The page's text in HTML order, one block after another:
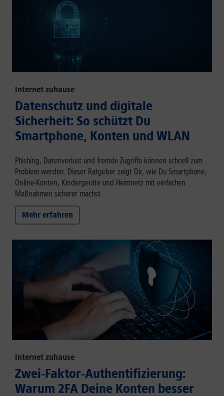
Internet zuhause
Datenschutz und digitale
Sicherheit: So schützt Du
Smartphone, Konten und WLAN
Phishing, Datenverlust und fremde Zugriffe können schnell zum
Problem werden. Dieser Ratgeber zeigt Dir, wie Du Smartphone,
Online-Konten, Kindergeräte und Heimnetz mit einfachen
Maßnahmen sicherer machst.
Mehr erfahren
Internet zuhause
Zwei-Faktor-Authentifizierung:
Warum 2FA Deine Konten besser